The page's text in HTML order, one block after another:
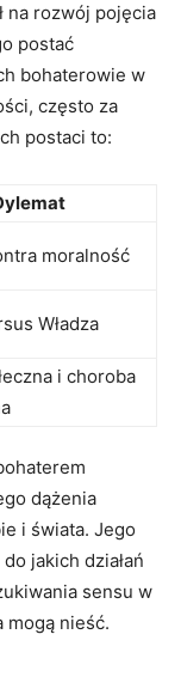
na rozwój pojęcia
postać
bohaterowie w
często za
postaci to:
moralność
Władza
i choroba
dążenia
i świata. Jego
jakich działań
sensu w
mogą nieść.